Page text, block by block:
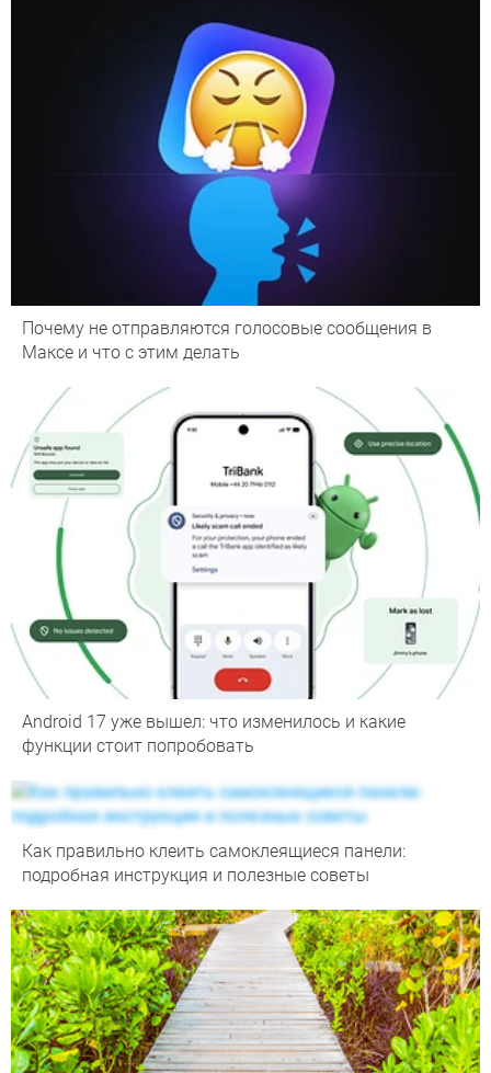
Почему не отправляются голосовые сообщения в
Максе и что с этим делать
Android 17 уже вышел: что изменилось и какие
функции стоит попробовать
Как правильно клеить самоклеящиеся панели:
подробная инструкция и полезные советы